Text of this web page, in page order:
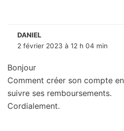
DANIEL
2 février 2023 à 12 h 04 min
Bonjour
Comment créer son compte
suivre ses remboursements.
Cordialement.